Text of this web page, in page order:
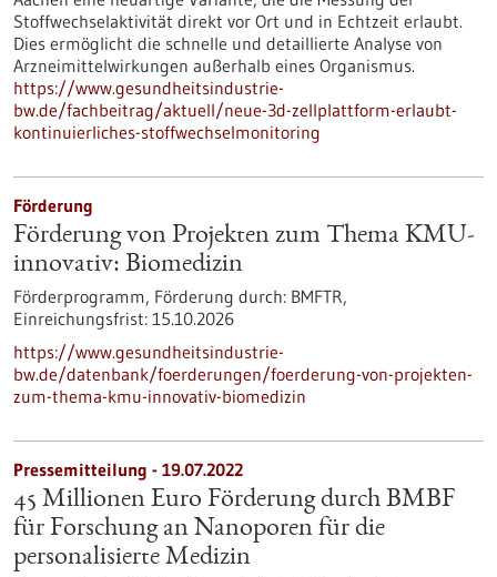
Stoffwechselaktivität direkt vor Ort und in Echtzeit erlaubt.
Dies ermöglicht die schnelle und detaillierte Analyse von
Arzneimittelwirkungen außerhalb eines Organismus.
https://www.gesundheitsindustrie-
bw.de/fachbeitrag/aktuell/neue-3d-zellplattform-erlaubt-
kontinuierliches-stoffwechselmonitoring
Förderung
Förderung von Projekten zum Thema KMU-
innovativ: Biomedizin
Förderprogramm, Förderung durch: BMFTR,
Einreichungsfrist: 15.10.2026
https://www.gesundheitsindustrie-
bw.de/datenbank/foerderungen/foerderung-von-projekten-
zum-thema-kmu-innovativ-biomedizin
Pressemitteilung - 19.07.2022
45 Millionen Euro Förderung durch BMBF
für Forschung an Nanoporen für die
personalisierte Medizin